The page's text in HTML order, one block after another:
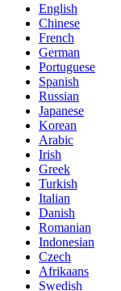
English
Chinese
French
German
Portuguese
Spanish
Russian
Japanese
Korean
Arabic
Irish
Greek
Turkish
Italian
Danish
Romanian
Indonesian
Czech
Afrikaans
Swedish